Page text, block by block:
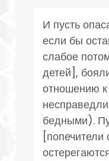
И пусть
если бы
слабое
детей],
отношению к
бедными).
[попечители